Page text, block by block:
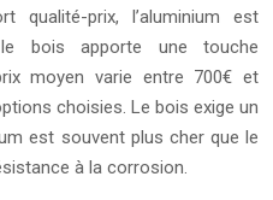
prix, l’aluminium est
bois apporte une touche
moyen varie entre 700€ et
choisies. Le bois exige un
est souvent plus cher que le
à la corrosion.